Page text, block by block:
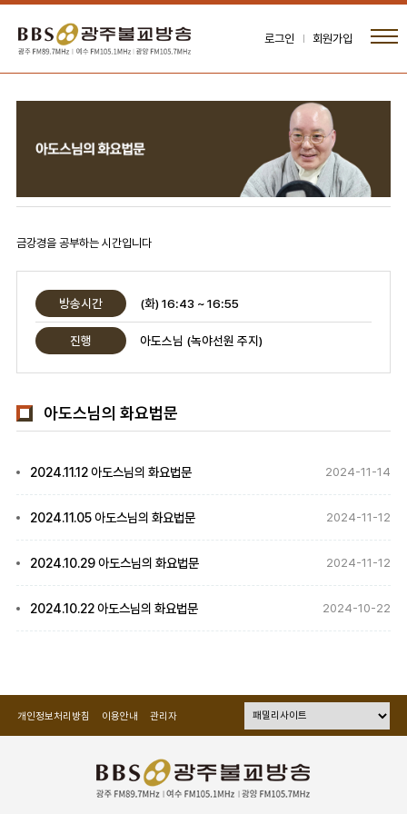
로그인 회원가입
금강경을 공부하는 시간입니다
방송시간 (화) 16:43 ~ 16:55
진행 아도스님 (녹야선원 주지)
아도스님의 화요법문
2024.11.12 아도스님의 화요법문 2024-11-14
2024.11.05 아도스님의 화요법문 2024-11-12
2024.10.29 아도스님의 화요법문 2024-11-12
2024.10.22 아도스님의 화요법문 2024-10-22
개인정보처리방침 이용안내 관리자